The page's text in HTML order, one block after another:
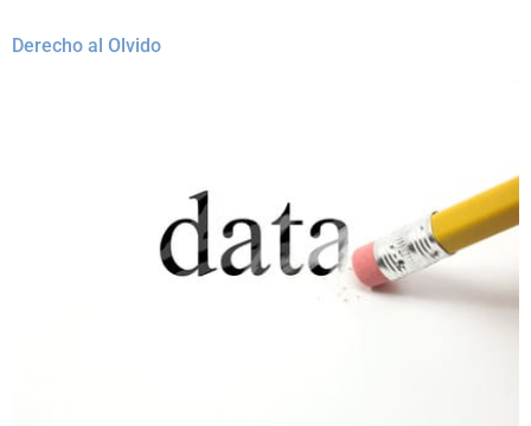
Derecho al Olvido